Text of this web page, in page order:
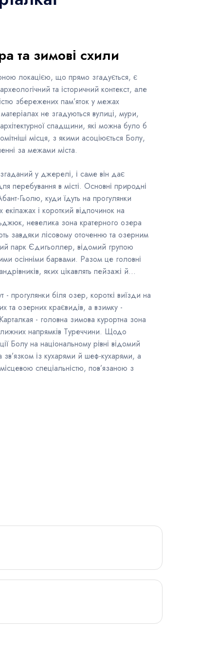
та зимові схили
локацією, що прямо згадується, є
та історичний контекст, але
збережених пам’яток у межах
не згадуються вулиці, мури,
спадщини, які можна було б
місця, з якими асоціюється Болу,
за межами міста.
у джерелі, і саме він дає
перебування в місті. Основні природні
Гьолю, куди їдуть на прогулянки
і короткий відпочинок на
невелика зона кратерного озера
завдяки лісовому оточенню та озерним
парк Єдигьоллер, відомий групою
осінніми барвами. Разом це головні
яких цікавлять пейзажі й
- прогулянки біля озер, короткі виїзди на
та озерних краєвидів, а взимку -
- головна зимова курортна зона
напрямків Туреччини. Щодо
Болу на національному рівні відомий
із кухарями й шеф-кухарями, а
спеціальністю, пов’язаною з